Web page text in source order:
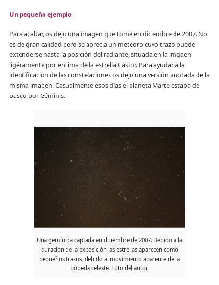
Un pequeño ejemplo
Para acabar, os dejo una imagen que tomé en diciembre de 2007. No
es de gran calidad pero se aprecia un meteoro cuyo trazo puede
extenderse hasta la posición del radiante, situada en la imgaen
ligéramente por encima de la estrella Cástor. Para ayudar a la
identificación de las constelaciones os dejo una versión anotada de la
misma imagen. Casualmente esos días el planeta Marte estaba de
paseo por Géminis.
Una gemínida captada en diciembre de 2007. Debido a la
duración de la exposición las estrellas aparecen como
pequeños trazos, debido al movimiento aparente de la
bóbeda celeste. Foto del autor.